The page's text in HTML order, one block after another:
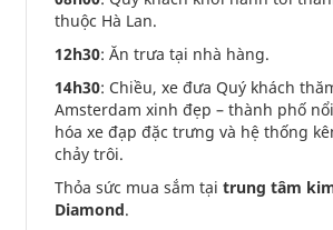
thuộc Hà Lan.
12h30: Ăn trưa tại nhà hàng.
14h30: Chiều, xe đưa Quý khách
Amsterdam xinh đẹp – thành phố
hóa xe đạp đặc trưng và hệ thống
chảy trôi.
Thỏa sức mua sắm tại trung tâm
Diamond.